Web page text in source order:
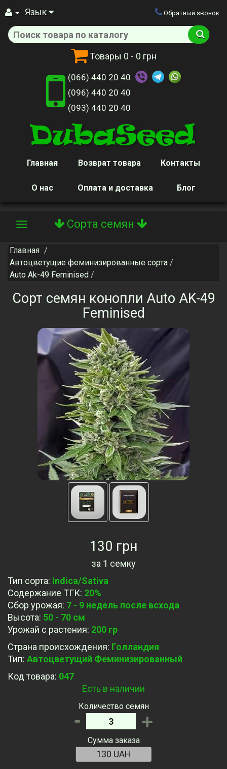
Язык
Товары 0 - 0 грн
Обратный звонок
(066) 440 20 40
(096) 440 20 40
(093) 440 20 40
Главная Возврат товара Контакты
О нас Оплата и доставка Блог
Сорта семян
Toggle
Главная
Автоцветущие феминизированные сорта
Auto Ak-49 Feminised
Сорт семян конопли Auto AK-49
Feminised
130 грн
за 1 семку
Тип сорта: Indica/Sativa
Содержание ТГК: 20%
Сбор урожая: 7 - 9 недель после всхода
Высота: 50 - 70 см
Урожай с растения: 200 гр
Страна происхождения: Голландия
Тип: Автоцветущий Феминизированный
Код товара: 047
Есть в наличии
Количество семян
- +
Сумма заказа